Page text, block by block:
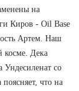
на
Киров - Oil Base
Артем. Наш
косме. Дека
Ундесиленат со
что на